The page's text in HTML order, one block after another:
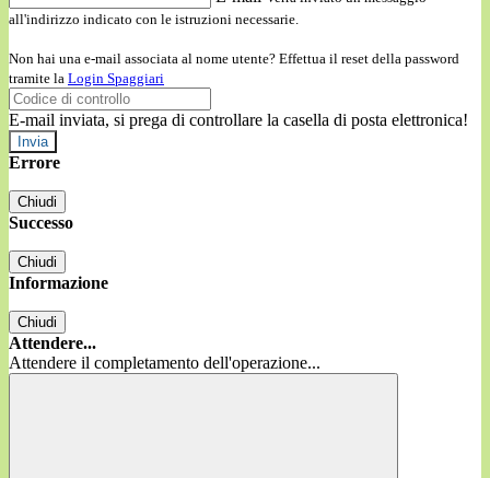
all'indirizzo indicato con le istruzioni necessarie.
Non hai una e-mail associata al nome utente? Effettua il reset della password
tramite la Login Spaggiari
E-mail inviata, si prega di controllare la casella di posta elettronica!
Errore
Chiudi
Successo
Chiudi
Informazione
Chiudi
Attendere...
Attendere il completamento dell'operazione...